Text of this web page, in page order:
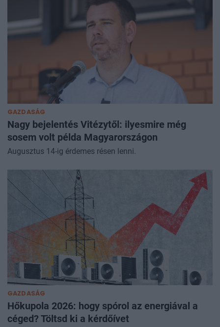
GAZDASÁG
Nagy bejelentés Vitézytől: ilyesmire még
sosem volt példa Magyarországon
Augusztus 14-ig érdemes résen lenni.
GAZDASÁG
Hőkupola 2026: hogy spórol az energiával a
céged? Töltsd ki a kérdőívet